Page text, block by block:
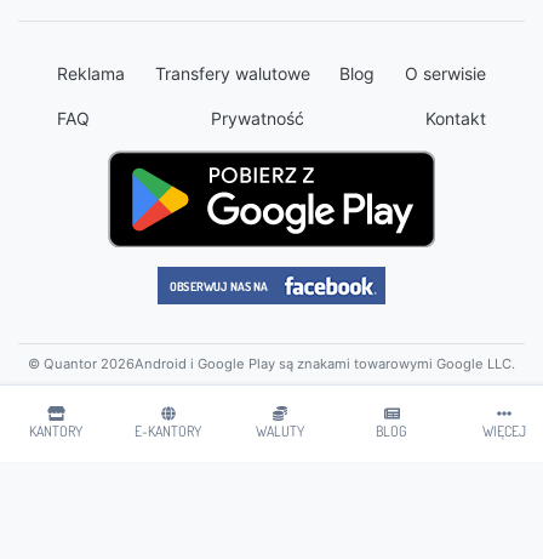
KANTORY E-KANTORY WALUTY BLOG WIĘCEJ
Reklama Transfery walutowe Blog O serwisie
FAQ Prywatność Kontakt
© Quantor 2026Android i Google Play są znakami towarowymi Google LLC.